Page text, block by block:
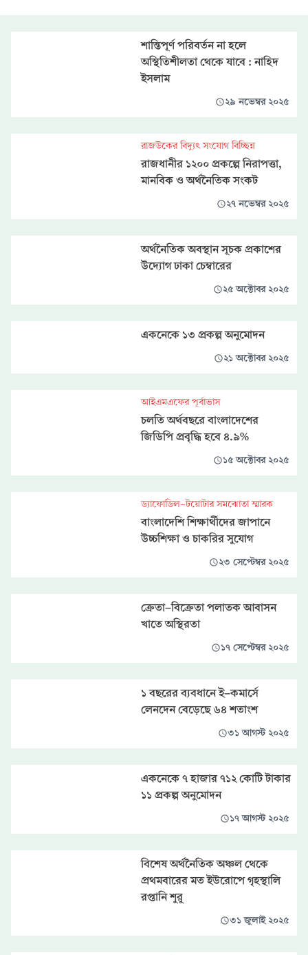
শান্তিপূর্ণ পরিবর্তন না হলে
অস্থিতিশীলতা থেকে যাবে : নাহিদ
ইসলাম
২৯ নভেম্বর ২০২৫
রাজউকের বিদ্যুৎ সংযোগ বিচ্ছিন্ন
রাজধানীর ১২০০ প্রকল্পে নিরাপত্তা,
মানবিক ও অর্থনৈতিক সংকট
২৭ নভেম্বর ২০২৫
অর্থনৈতিক অবস্থান সূচক প্রকাশের
উদ্যোগ ঢাকা চেম্বারের
২৫ অক্টোবর ২০২৫
একনেকে ১৩ প্রকল্প অনুমোদন
২১ অক্টোবর ২০২৫
আইএমএফের পূর্বাভাস
চলতি অর্থবছরে বাংলাদেশের
জিডিপি প্রবৃদ্ধি হবে ৪.৯%
১৫ অক্টোবর ২০২৫
ড্যাফোডিল-টয়োটার সমঝোতা স্মারক
বাংলাদেশি শিক্ষার্থীদের জাপানে
উচ্চশিক্ষা ও চাকরির সুযোগ
২৩ সেপ্টেম্বর ২০২৫
ক্রেতা-বিক্রেতা পলাতক আবাসন
খাতে অস্থিরতা
১৭ সেপ্টেম্বর ২০২৫
১ বছরের ব্যবধানে ই-কমার্সে
লেনদেন বেড়েছে ৬৪ শতাংশ
৩১ আগস্ট ২০২৫
একনেকে ৭ হাজার ৭১২ কোটি টাকার
১১ প্রকল্প অনুমোদন
১৭ আগস্ট ২০২৫
বিশেষ অর্থনৈতিক অঞ্চল থেকে
প্রথমবারের মত ইউরোপে গৃহস্থালি
রপ্তানি শুরু
৩১ জুলাই ২০২৫